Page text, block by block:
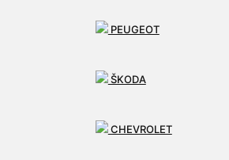
PEUGEOT
ŠKODA
CHEVROLET